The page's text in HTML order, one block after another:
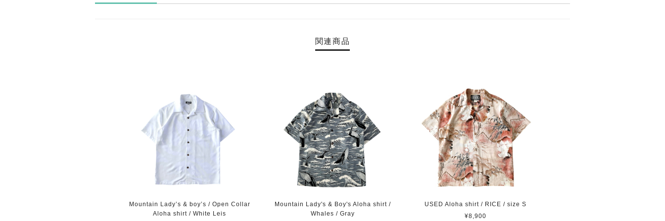
関連商品
Mountain Lady’s & boy’s / Open Collar
Aloha shirt / White Leis
Mountain Lady's & Boy's Aloha shirt /
Whales / Gray
USED Aloha shirt / RICE / size S
¥8,900